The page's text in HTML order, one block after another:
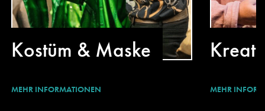
Kostüm & Maske
MEHR INFORMATIONEN MEHR